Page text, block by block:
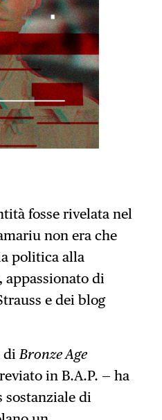
fosse rivelata nel
non era che
politica alla
di
e dei blog
diBronze Age
in B.A.P. — ha
sostanziale di